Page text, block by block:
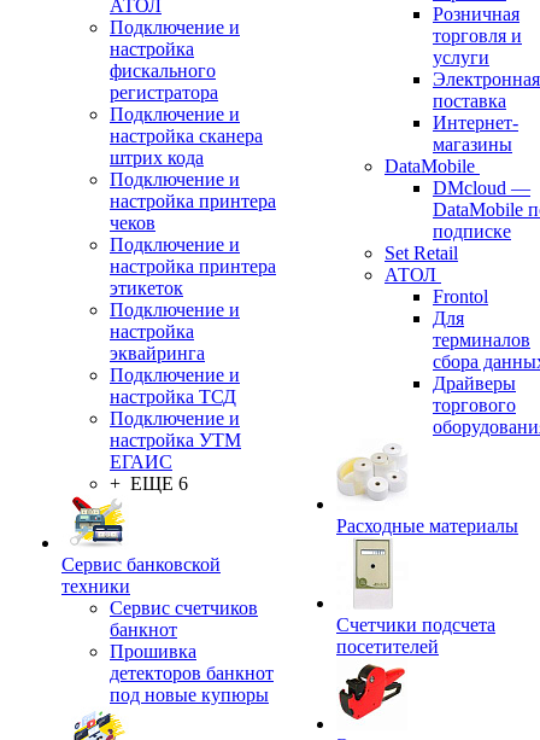
АТОЛ
Подключение и
настройка
фискального
регистратора
Подключение и
настройка сканера
штрих кода
Подключение и
настройка принтера
чеков
Подключение и
настройка принтера
этикеток
Подключение и
настройка
эквайринга
Подключение и
настройка ТСД
Подключение и
настройка УТМ
ЕГАИС
+ ЕЩЕ 6
Сервис банковской
техники
Сервис счетчиков
банкнот
Прошивка
детекторов банкнот
под новые купюры
Розничная
торговля и
услуги
Электронная
поставка
Интернет-
магазины
DataMobile
DMcloud —
DataMobile
подписке
Set Retail
АТОЛ
Frontol
Для
терминалов
сбора
Драйверы
торгового
Расходные материалы
Счетчики подсчета
посетителей